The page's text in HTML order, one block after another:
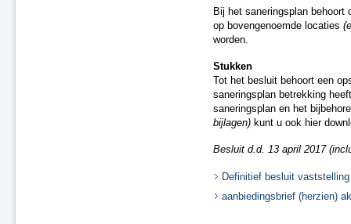
Bij het saneringsplan
op bovengenoemde locaties
worden.
Stukken
Tot het besluit behoort een
saneringsplan betrekking
saneringsplan en het
bijlagen) kunt u ook hier
Besluit d.d. 13 april 2017
Definitief besluit
aanbiedingsbrief (herzien)